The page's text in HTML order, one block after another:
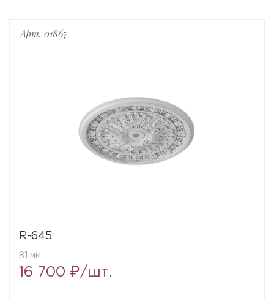
Арт. 01867
R-645
81 мм
16 700 ₽/шт.